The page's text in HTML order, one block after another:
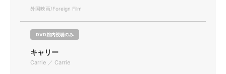
外国映画/Foreign Film
DVD館内視聴のみ
キャリー
Carrie ／ Carrie